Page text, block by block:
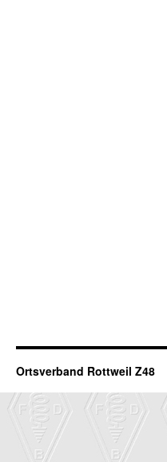
Ortsverband Rottweil Z48